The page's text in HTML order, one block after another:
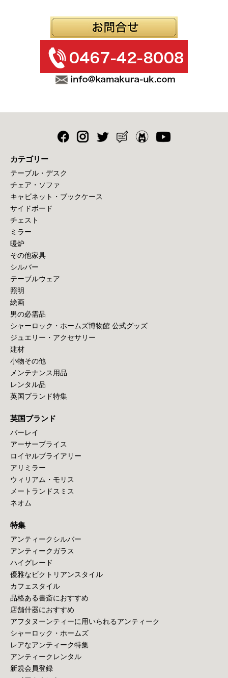
カテゴリー
テーブル・デスク
チェア・ソファ
キャビネット・ブックケース
サイドボード
チェスト
ミラー
暖炉
その他家具
シルバー
テーブルウェア
照明
絵画
男の必需品
シャーロック・ホームズ博物館 公式グッズ
ジュエリー・アクセサリー
建材
小物その他
メンテナンス用品
レンタル品
英国ブランド特集
英国ブランド
バーレイ
アーサープライス
ロイヤルブライアリー
アリミラー
ウィリアム・モリス
メートランドスミス
ネオム
特集
アンティークシルバー
アンティークガラス
ハイグレード
優雅なビクトリアンスタイル
カフェスタイル
品格ある書斎におすすめ
店舗什器におすすめ
アフタヌーンティーに用いられるアンティーク
シャーロック・ホームズ
レアなアンティーク特集
アンティークレンタル
新規会員登録